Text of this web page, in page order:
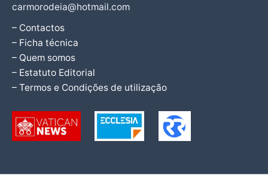
carmorodeia@hotmail.com
– Contactos
– Ficha técnica
– Quem somos
– Estatuto Editorial
– Termos e Condições de utilização